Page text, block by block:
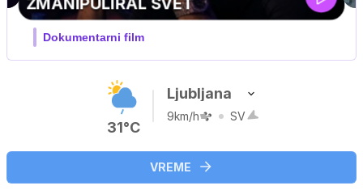
31°C
Ljubljana
9km/h SV
VREME